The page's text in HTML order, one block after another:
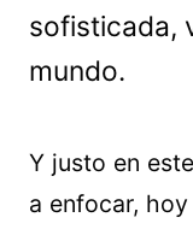
sofisticada,
mundo.
Y justo en
a enfocar,